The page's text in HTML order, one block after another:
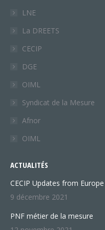
LNE
La DREETS
CECIP
DGE
OIML
Syndicat de la Mesure
Afnor
OIML
ACTUALITÉS
CECIP Updates from Europe
9 décembre 2021
PNF métier de la mesure